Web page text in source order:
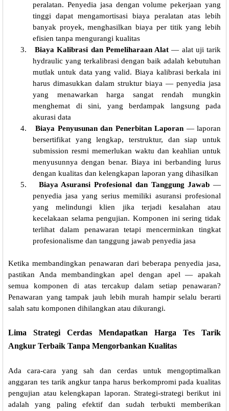
peralatan. Penyedia jasa dengan volume pekerjaan yang
tinggi dapat mengamortisasi biaya peralatan atas lebih
banyak proyek, menghasilkan biaya per titik yang lebih
efisien tanpa mengurangi kualitas
3.
Biaya Kalibrasi dan Pemeliharaan Alat — alat uji tarik
hydraulic yang terkalibrasi dengan baik adalah kebutuhan
mutlak untuk data yang valid. Biaya kalibrasi berkala ini
harus dimasukkan dalam struktur biaya — penyedia jasa
yang menawarkan harga sangat rendah mungkin
menghemat di sini, yang berdampak langsung pada
akurasi data
4.
Biaya Penyusunan dan Penerbitan Laporan — laporan
bersertifikat yang lengkap, terstruktur, dan siap untuk
submission resmi memerlukan waktu dan keahlian untuk
menyusunnya dengan benar. Biaya ini berbanding lurus
dengan kualitas dan kelengkapan laporan yang dihasilkan
5.
Biaya Asuransi Profesional dan Tanggung Jawab —
penyedia jasa yang serius memiliki asuransi profesional
yang melindungi klien jika terjadi kesalahan atau
kecelakaan selama pengujian. Komponen ini sering tidak
terlihat dalam penawaran tetapi mencerminkan tingkat
profesionalisme dan tanggung jawab penyedia jasa
Ketika membandingkan penawaran dari beberapa penyedia jasa,
pastikan Anda membandingkan apel dengan apel — apakah
semua komponen di atas tercakup dalam setiap penawaran?
Penawaran yang tampak jauh lebih murah hampir selalu berarti
salah satu komponen dihilangkan atau dikurangi.
Lima Strategi Cerdas Mendapatkan Harga Tes Tarik
Angkur Terbaik Tanpa Mengorbankan Kualitas
Ada cara-cara yang sah dan cerdas untuk mengoptimalkan
anggaran tes tarik angkur tanpa harus berkompromi pada kualitas
pengujian atau kelengkapan laporan. Strategi-strategi berikut ini
adalah yang paling efektif dan sudah terbukti memberikan